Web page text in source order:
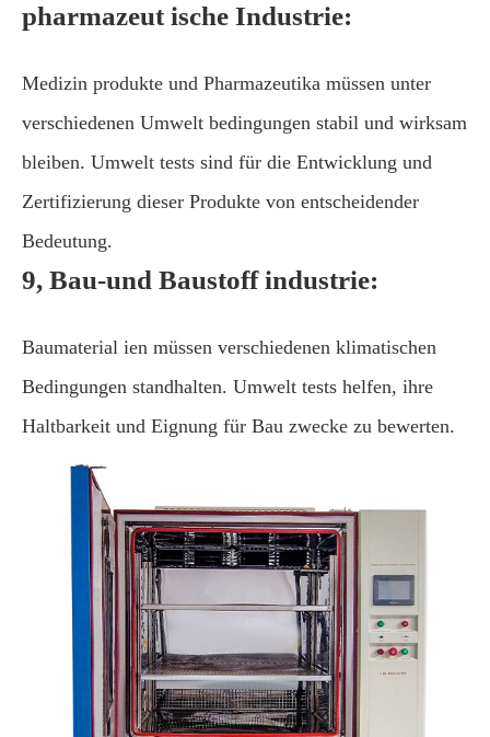
pharmazeut ische Industrie:
Medizin produkte und Pharmazeutika müssen unter
verschiedenen Umwelt bedingungen stabil und wirksam
bleiben. Umwelt tests sind für die Entwicklung und
Zertifizierung dieser Produkte von entscheidender
Bedeutung.
9, Bau-und Baustoff industrie:
Baumaterial ien müssen verschiedenen klimatischen
Bedingungen standhalten. Umwelt tests helfen, ihre
Haltbarkeit und Eignung für Bau zwecke zu bewerten.